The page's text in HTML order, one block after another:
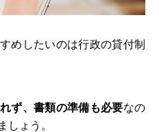
めしたいのは行政の貸付制
ず、書類の準備も必要なの
しょう。